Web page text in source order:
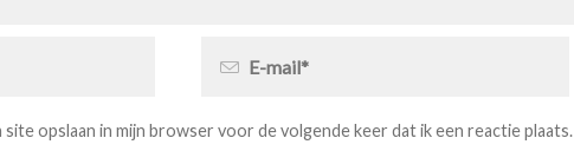
site opslaan in mijn browser voor de volgende keer dat ik een reactie plaats.